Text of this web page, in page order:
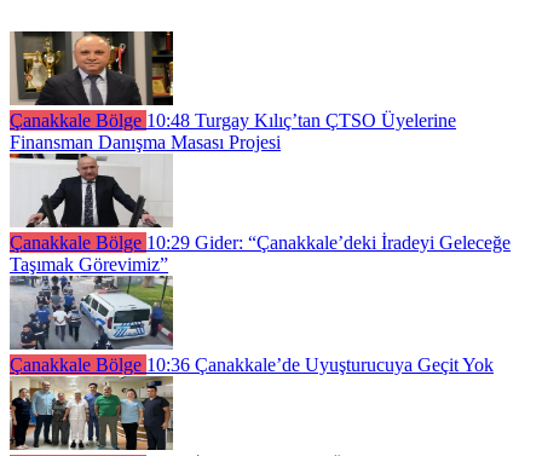
Çanakkale Bölge 10:48 Turgay Kılıç’tan ÇTSO Üyelerine
Finansman Danışma Masası Projesi
Çanakkale Bölge 10:29 Gider: “Çanakkale’deki İradeyi Geleceğe
Taşımak Görevimiz”
Çanakkale Bölge 10:36 Çanakkale’de Uyuşturucuya Geçit Yok